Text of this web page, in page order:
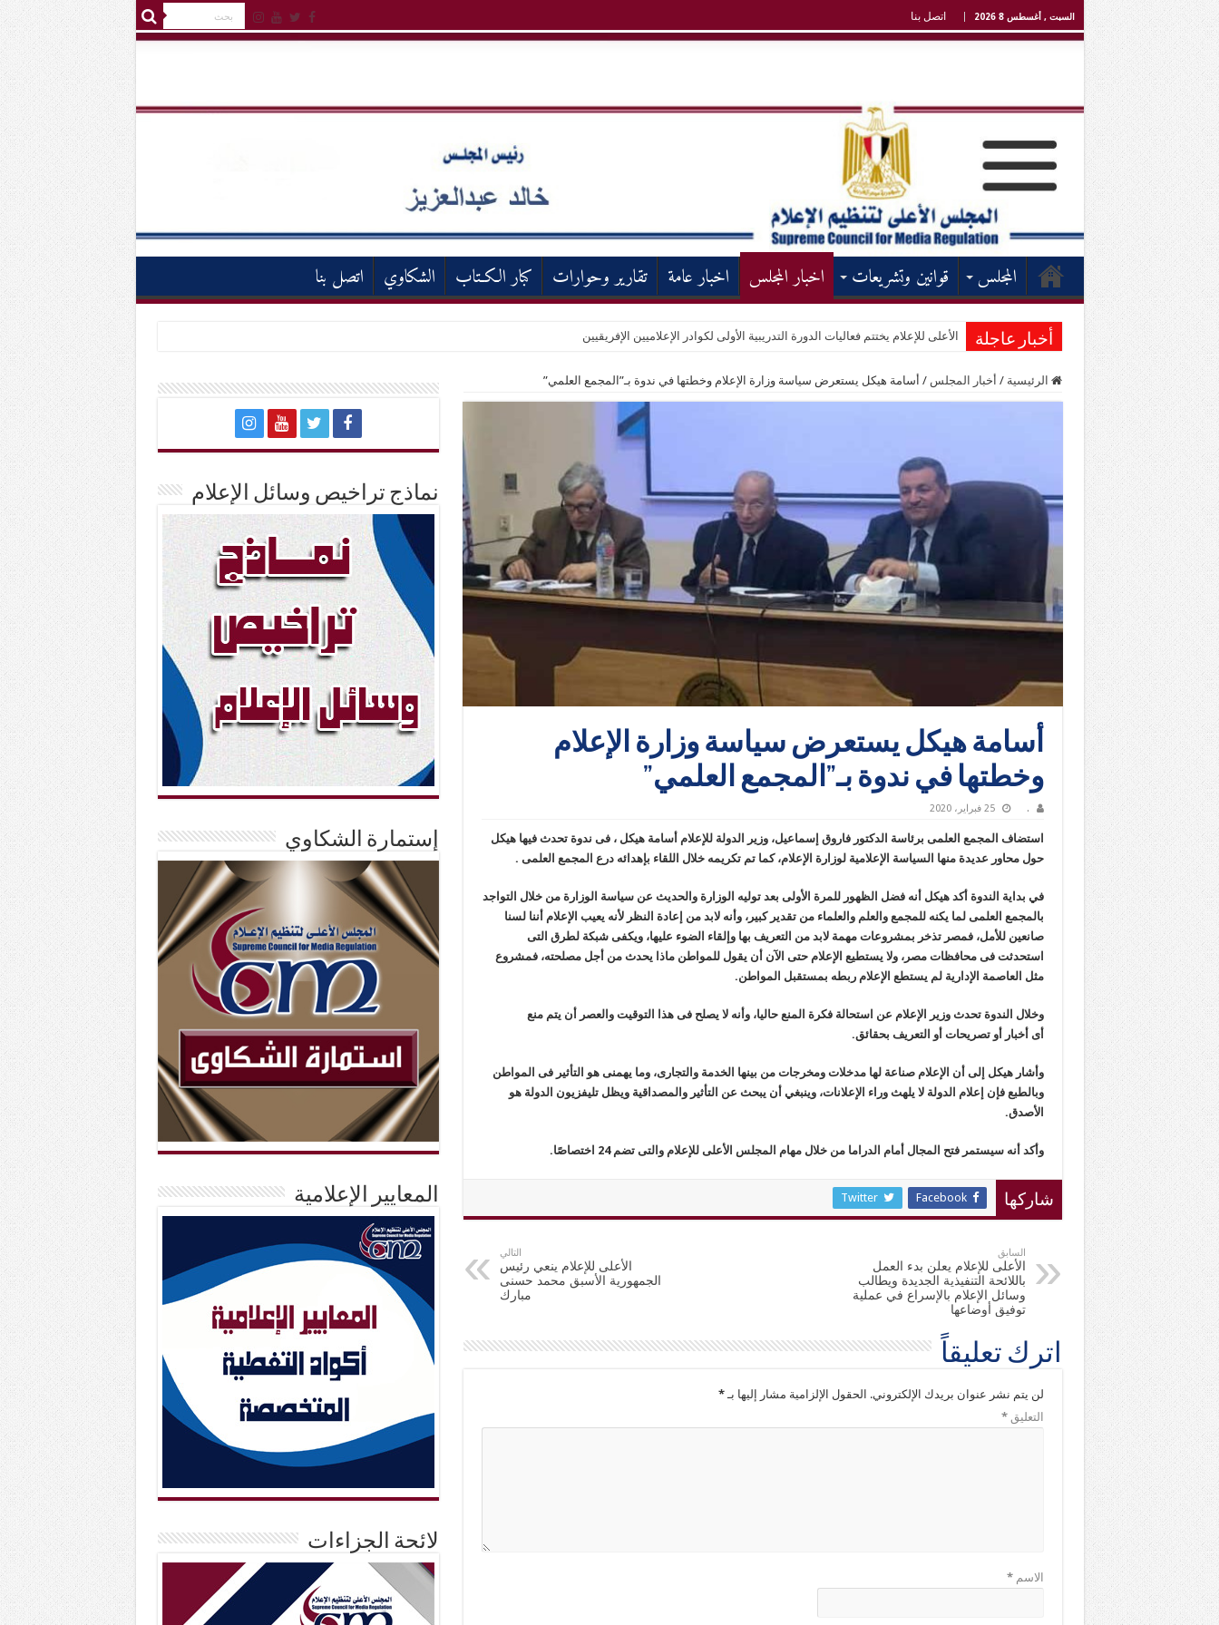
السبت , أغسطس 8 2026 اتصل بنا
المجلس قوانين وتشريعات اخبار المجلس اخبار عامة تقارير وحوارات كبار الكـتاب الشكاوي اتصل بنا
أخبار عاجلة الأعلى للإعلام يختتم فعاليات الدورة التدريبية الأولى لكوادر الإعلاميين الإفريقيين
الرئيسية / أخبار المجلس / أسامة هيكل يستعرض سياسة وزارة الإعلام وخطتها في ندوة بـ”المجمع العلمي”
أسامة هيكل يستعرض سياسة وزارة الإعلام
وخطتها في ندوة بـ”المجمع العلمي”
. 25 فبراير، 2020
استضاف المجمع العلمى برئاسة الدكتور فاروق إسماعيل، وزير الدولة للإعلام أسامة هيكل ، فى ندوة تحدث فيها هيكل
حول محاور عديدة منها السياسة الإعلامية لوزارة الإعلام، كما تم تكريمه خلال اللقاء بإهدائه درع المجمع العلمى .
في بداية الندوة أكد هيكل أنه فضل الظهور للمرة الأولى بعد توليه الوزارة والحديث عن سياسة الوزارة من خلال التواجد
بالمجمع العلمى لما يكنه للمجمع والعلم والعلماء من تقدير كبير، وأنه لابد من إعادة النظر لأنه يعيب الإعلام أننا لسنا
صانعين للأمل، فمصر تذخر بمشروعات مهمة لابد من التعريف بها وإلقاء الضوء عليها، ويكفى شبكة لطرق التى
استحدثت فى محافظات مصر، ولا يستطيع الإعلام حتى الآن أن يقول للمواطن ماذا يحدث من أجل مصلحته، فمشروع
مثل العاصمة الإدارية لم يستطع الإعلام ربطه بمستقبل المواطن.
وخلال الندوة تحدث وزير الإعلام عن استحالة فكرة المنع حاليا، وأنه لا يصلح فى هذا التوقيت والعصر أن يتم منع
أى أخبار أو تصريحات أو التعريف بحقائق.
وأشار هيكل إلى أن الإعلام صناعة لها مدخلات ومخرجات من بينها الخدمة والتجارى، وما يهمنى هو التأثير فى المواطن
وبالطبع فإن إعلام الدولة لا يلهث وراء الإعلانات، وينبغي أن يبحث عن التأثير والمصداقية ويظل تليفزيون الدولة هو
الأصدق.
وأكد أنه سيستمر فتح المجال أمام الدراما من خلال مهام المجلس الأعلى للإعلام والتى تضم 24 اختصاصًا.
شاركها Facebook
Twitter
السابق
الأعلى للإعلام يعلن بدء العمل
باللائحة التنفيذية الجديدة ويطالب
وسائل الإعلام بالإسراع في عملية
توفيق أوضاعها
التالي
الأعلى للإعلام ينعي رئيس
الجمهورية الأسبق محمد حسنى
مبارك
اترك تعليقاً
لن يتم نشر عنوان بريدك الإلكتروني. الحقول الإلزامية مشار إليها بـ*
التعليق*
الاسم*
نماذج تراخيص وسائل الإعلام
إستمارة الشكاوي
المعايير الإعلامية
لائحة الجزاءات